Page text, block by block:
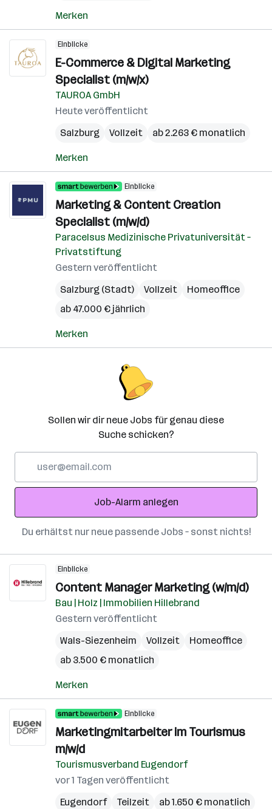
Merken
Einblicke
E-Commerce & Digital Marketing
Specialist (m/w/x)
TAUROA GmbH
Heute veröffentlicht
Salzburg
Vollzeit ab 2.263 € monatlich
Merken
Einblicke
Marketing & Content Creation
Specialist (m/w/d)
Paracelsus Medizinische Privatuniversität –
Privatstiftung
Gestern veröffentlicht
Salzburg (Stadt)
Vollzeit
Homeoffice
ab 47.000 € jährlich
Merken
Sollen wir dir neue Jobs für genau diese
Suche schicken?
Adresse
Job-Alarm anlegen
Du erhältst nur neue passende Jobs – sonst nichts!
Einblicke
Content Manager Marketing (w/m/d)
Bau | Holz | Immobilien Hillebrand
Gestern veröffentlicht
Wals-Siezenheim
Vollzeit
Homeoffice
ab 3.500 € monatlich
Merken
Einblicke
Marketingmitarbeiter im Tourismus
m/w/d
Tourismusverband Eugendorf
vor 1 Tagen veröffentlicht
Eugendorf
Teilzeit ab 1.650 € monatlich